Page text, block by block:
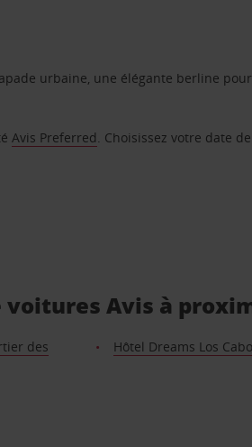
urbaine, une élégante berline
Avis Preferred. Choisissez votre date
voitures Avis à
des
Hôtel Dreams Los